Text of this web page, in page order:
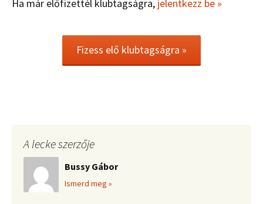
Ha már előfizettél klubtagságra, jelentkezz be »
Fizess elő klubtagságra »
A lecke szerzője
Bussy Gábor
Ismerd meg »